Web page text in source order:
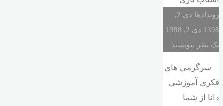
رویدادها
دی 2,
1398 دی 2, 1398
یک نظر بنویسید
سرگرمی های
فکری آموزشی
دانا از شما